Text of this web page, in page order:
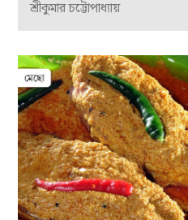
শ্রীকুমার চট্টোপাধ্যায়